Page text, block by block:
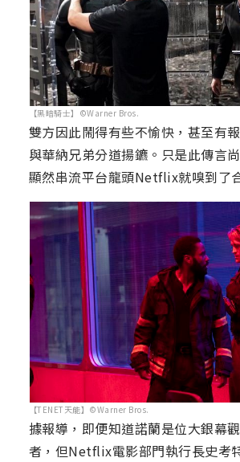
【黑暗騎士】©Warner Bros.
雙方因此鬧得有些不愉快，甚至有
與華納兄弟分道揚鑣。只是此傳言
顯然串流平台龍頭Netflix就嗅到了
【TENET天能】©Warner Bros.
據報導，即便知道諾蘭是位大銀幕
者，但Netflix電影部門執行長史考